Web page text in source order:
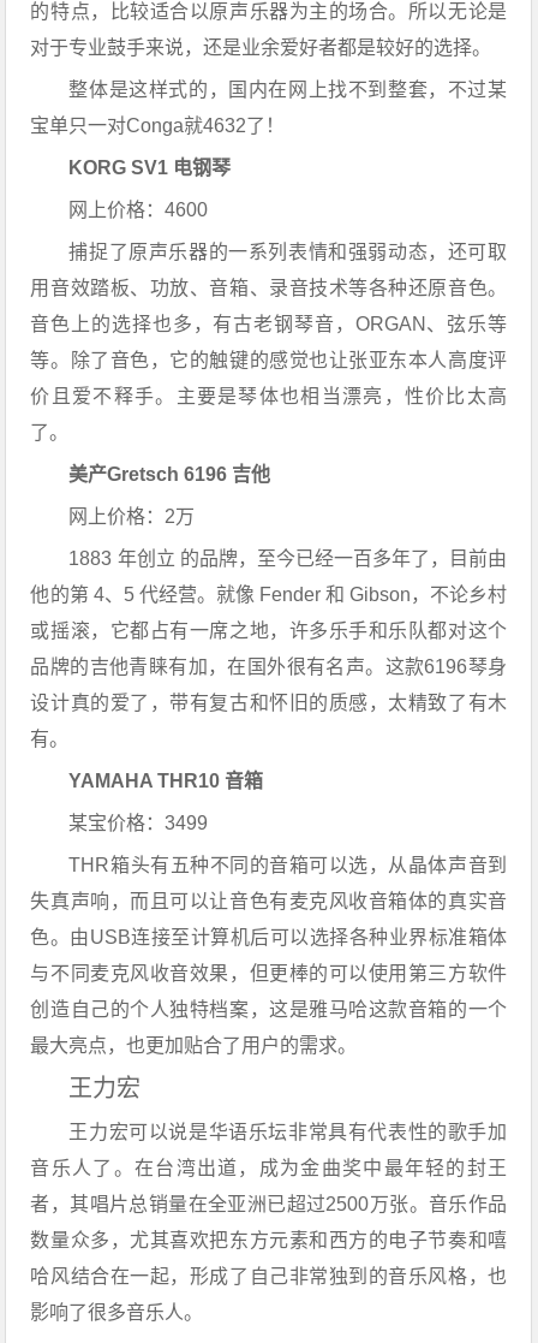
的特点，比较适合以原声乐器为主的场合。所以无论是
对于专业鼓手来说，还是业余爱好者都是较好的选择。
整体是这样式的，国内在网上找不到整套，不过某
宝单只一对Conga就4632了！
KORG SV1 电钢琴
网上价格：4600
捕捉了原声乐器的一系列表情和强弱动态，还可取
用音效踏板、功放、音箱、录音技术等各种还原音色。
音色上的选择也多，有古老钢琴音，ORGAN、弦乐等
等。除了音色，它的触键的感觉也让张亚东本人高度评
价且爱不释手。主要是琴体也相当漂亮，性价比太高
了。
美产Gretsch 6196 吉他
网上价格：2万
1883 年创立 的品牌，至今已经一百多年了，目前由
他的第 4、5 代经营。就像 Fender 和 Gibson，不论乡村
或摇滚，它都占有一席之地，许多乐手和乐队都对这个
品牌的吉他青睐有加，在国外很有名声。这款6196琴身
设计真的爱了，带有复古和怀旧的质感，太精致了有木
有。
YAMAHA THR10 音箱
某宝价格：3499
THR箱头有五种不同的音箱可以选，从晶体声音到
失真声响，而且可以让音色有麦克风收音箱体的真实音
色。由USB连接至计算机后可以选择各种业界标准箱体
与不同麦克风收音效果，但更棒的可以使用第三方软件
创造自己的个人独特档案，这是雅马哈这款音箱的一个
最大亮点，也更加贴合了用户的需求。
王力宏
王力宏可以说是华语乐坛非常具有代表性的歌手加
音乐人了。 在台湾出道，成为金曲奖中最年轻的封王
者，其唱片总销量在全亚洲已超过2500万张。 音乐作品
数量众多，尤其喜欢把东方元素和西方的电子节奏和嘻
哈风结合在一起，形成了自己非常独到的音乐风格，也
影响了很多音乐人。